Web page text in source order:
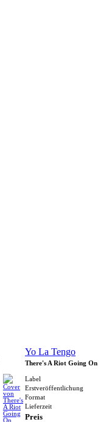
Yo La Tengo
There's A Riot Going On
Label
Erstveröffentlichung
Format
Lieferzeit
Preis